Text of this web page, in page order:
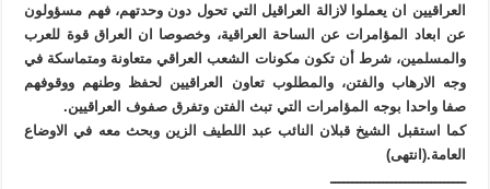
العراقيين ان يعملوا لازالة العراقيل التي تحول دون وحدتهم، فهم مسؤولون
عن ابعاد المؤامرات عن الساحة العراقية، وخصوصا ان العراق قوة للعرب
والمسلمين، شرط أن تكون مكونات الشعب العراقي متعاونة ومتماسكة في
وجه الارهاب والفتن، والمطلوب تعاون العراقيين لحفظ وطنهم ووقوفهم
صفا واحدا بوجه المؤامرات التي تبث الفتن وتفرق صفوف العراقيين.
كما استقبل الشيخ قبلان النائب عبد اللطيف الزين وبحث معه في الاوضاع
العامة.(انتهى)
ـــــــــــــــــــــــــــــــ